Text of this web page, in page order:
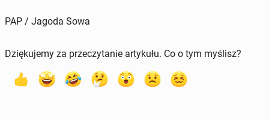
PAP / Jagoda Sowa
Dziękujemy za przeczytanie artykułu. Co o tym myślisz?